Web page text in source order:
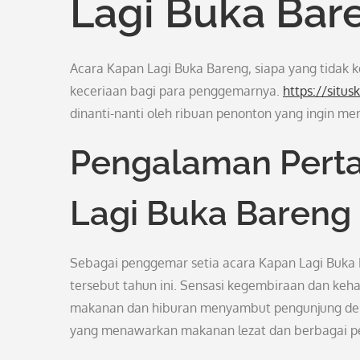
Lagi Buka
Acara Kapan Lagi Buka Bareng, siapa yang
keceriaan bagi para penggemarnya. https://
dinanti-nanti oleh ribuan penonton yang ingin
Pengalaman
Lagi Buka Bareng
Sebagai penggemar setia acara Kapan Lagi
tersebut tahun ini. Sensasi kegembiraan dan
makanan dan hiburan menyambut pengunjung
yang menawarkan makanan lezat dan berbagai